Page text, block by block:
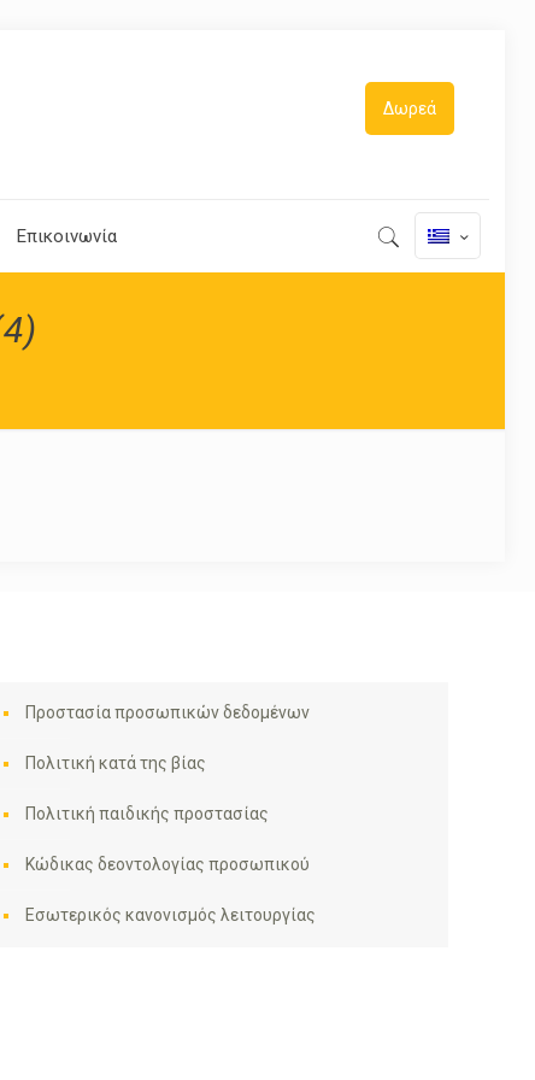
Επικοινωνία
Δωρεά
Προστασία προσωπικών δεδομένων
Πολιτική κατά της βίας
Πολιτική παιδικής προστασίας
Κώδικας δεοντολογίας προσωπικού
Εσωτερικός κανονισμός λειτουργίας